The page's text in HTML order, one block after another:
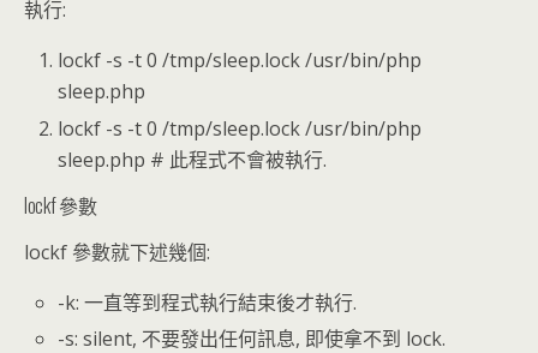
執行:
lockf -s -t 0 /tmp/sleep.lock /usr/bin/php
sleep.php
lockf -s -t 0 /tmp/sleep.lock /usr/bin/php
sleep.php # 此程式不會被執行.
lockf 參數
lockf 參數就下述幾個:
-k: 一直等到程式執行結束後才執行.
-s: silent, 不要發出任何訊息, 即使拿不到 lock.